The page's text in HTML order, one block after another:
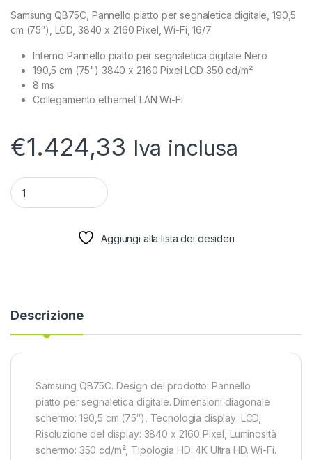
Samsung QB75C, Pannello piatto per segnaletica digitale, 190,5
cm (75″), LCD, 3840 x 2160 Pixel, Wi-Fi, 16/7
Interno Pannello piatto per segnaletica digitale Nero
190,5 cm (75") 3840 x 2160 Pixel LCD 350 cd/m²
8 ms
Collegamento ethernet LAN Wi-Fi
€1.424,33 Iva inclusa
quantità MON 75DS LED MM 4K 350NIT HDMI QB75C LAN
Aggiungi alla lista dei desideri
Descrizione
Samsung QB75C. Design del prodotto: Pannello
piatto per segnaletica digitale. Dimensioni diagonale
schermo: 190,5 cm (75″), Tecnologia display: LCD,
Risoluzione del display: 3840 x 2160 Pixel, Luminosità
schermo: 350 cd/m², Tipologia HD: 4K Ultra HD. Wi-Fi.